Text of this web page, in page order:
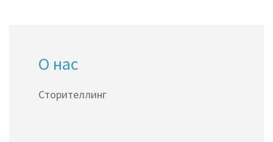
часто запоминается лучше длинного текста.
О нас
Сторителлинг